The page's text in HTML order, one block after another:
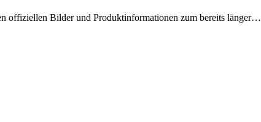
offiziellen Bilder und Produktinformationen zum bereits länger…